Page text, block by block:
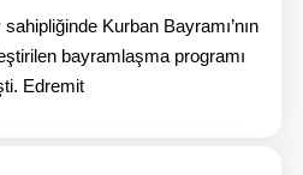
Kurban Bayramı’nın
bayramlaşma programı
Edremit